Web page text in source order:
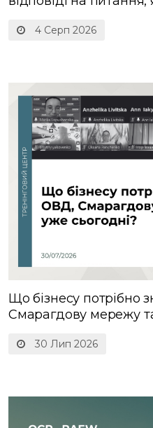
4 Серп 2026
30 Лип 2026
Що бізнесу потрібно
Смарагдову мережу